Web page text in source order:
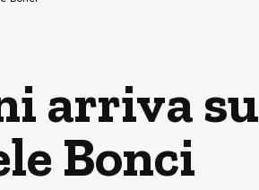
arriva su
Bonci